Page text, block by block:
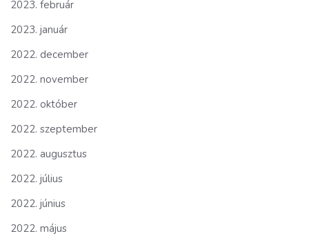
2023. február
2023. január
2022. december
2022. november
2022. október
2022. szeptember
2022. augusztus
2022. július
2022. június
2022. május